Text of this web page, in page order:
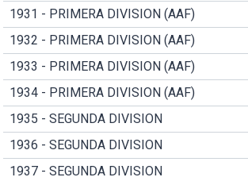
1931 - PRIMERA DIVISION (AAF)
1932 - PRIMERA DIVISION (AAF)
1933 - PRIMERA DIVISION (AAF)
1934 - PRIMERA DIVISION (AAF)
1935 - SEGUNDA DIVISION
1936 - SEGUNDA DIVISION
1937 - SEGUNDA DIVISION